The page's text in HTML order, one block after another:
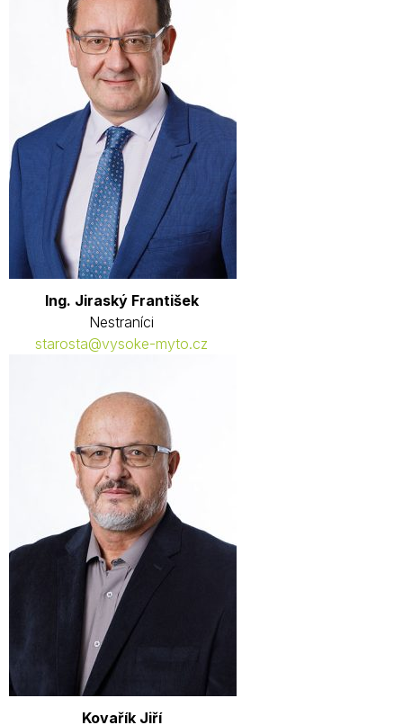
Ing. Jiraský František
Nestraníci
starosta@vysoke-myto.cz
Kovařík Jiří